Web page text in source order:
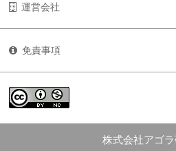
運営会社
免責事項
株式会社アゴ